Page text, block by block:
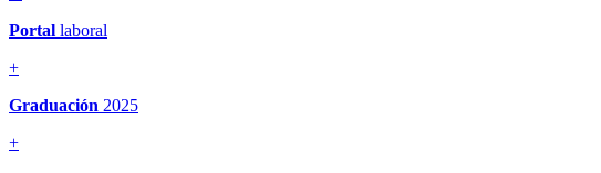
Portal laboral
+
Graduación 2025
+